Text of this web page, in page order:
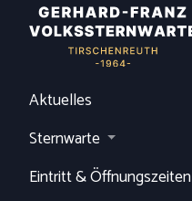
Aktuelles
Sternwarte
Eintritt & Öffnungszeiten